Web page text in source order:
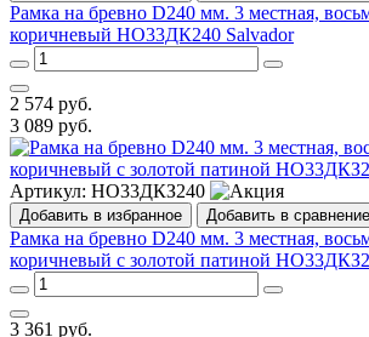
Рамка на бревно D240 мм. 3 местная,
коричневый НО33ДК240 Salvador
2 574 руб.
3 089 руб.
Артикул: НО33ДКЗ240
Добавить в избранное Добавить в сравнение
Рамка на бревно D240 мм. 3 местная,
коричневый с золотой патиной
3 361 руб.